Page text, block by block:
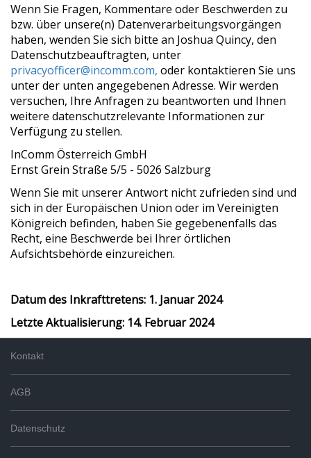
Wenn Sie Fragen, Kommentare oder Beschwerden zu
bzw. über unsere(n) Datenverarbeitungsvorgängen
haben, wenden Sie sich bitte an Joshua Quincy, den
Datenschutzbeauftragten, unter
privacyofficer@incomm.com, oder kontaktieren Sie uns
unter der unten angegebenen Adresse. Wir werden
versuchen, Ihre Anfragen zu beantworten und Ihnen
weitere datenschutzrelevante Informationen zur
Verfügung zu stellen.
InComm Österreich GmbH
Ernst Grein Straße 5/5 - 5026 Salzburg
Wenn Sie mit unserer Antwort nicht zufrieden sind und
sich in der Europäischen Union oder im Vereinigten
Königreich befinden, haben Sie gegebenenfalls das
Recht, eine Beschwerde bei Ihrer örtlichen
Aufsichtsbehörde einzureichen.
Datum des Inkrafttretens: 1. Januar 2024
Letzte Aktualisierung: 14. Februar 2024
Kontakt
AGB
Datenschutz